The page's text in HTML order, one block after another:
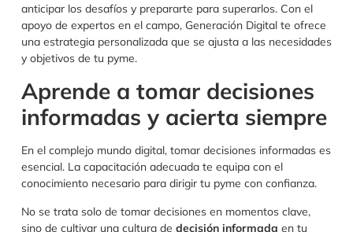
anticipar los desafíos y prepararte para superarlos. Con el
apoyo de expertos en el campo, Generación Digital te ofrece
una estrategia personalizada que se ajusta a las necesidades
y objetivos de tu pyme.
Aprende a tomar decisiones
informadas y acierta siempre
En el complejo mundo digital, tomar decisiones informadas es
esencial. La capacitación adecuada te equipa con el
conocimiento necesario para dirigir tu pyme con confianza.
No se trata solo de tomar decisiones en momentos clave,
sino de cultivar una cultura de decisión informada en tu